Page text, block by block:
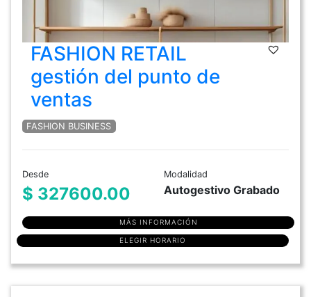
FASHION RETAIL
gestión del punto de
ventas
FASHION BUSINESS
Desde
$ 327600.00
Modalidad
Autogestivo Grabado
MÁS INFORMACIÓN
ELEGIR HORARIO